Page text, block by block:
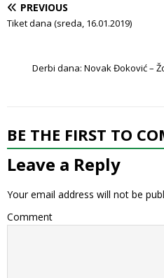
PREVIOUS
Tiket dana (sreda, 16.01.2019)
Derbi dana: Novak Đoković –
BE THE FIRST TO
Leave a Reply
Your email address will not be
Comment